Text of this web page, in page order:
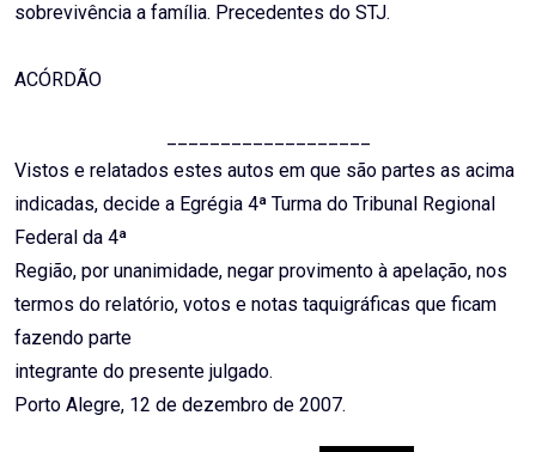
sobrevivência a família. Precedentes do STJ.
ACÓRDÃO
Vistos e relatados estes autos em que são partes as acima
indicadas, decide a Egrégia 4ª Turma do Tribunal Regional
Federal da 4ª
Região, por unanimidade, negar provimento à apelação, nos
termos do relatório, votos e notas taquigráficas que ficam
fazendo parte
integrante do presente julgado.
Porto Alegre, 12 de dezembro de 2007.